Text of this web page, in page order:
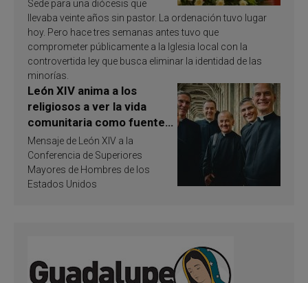
Sede para una diócesis que
llevaba veinte años sin pastor. La ordenación tuvo lugar
hoy. Pero hace tres semanas antes tuvo que
comprometer públicamente a la Iglesia local con la
controvertida ley que busca eliminar la identidad de las
minorías.
León XIV anima a los
religiosos a ver la vida
comunitaria como fuente
de inspiración y
santificación
Mensaje de León XIV a la
Conferencia de Superiores
Mayores de Hombres de los
Estados Unidos